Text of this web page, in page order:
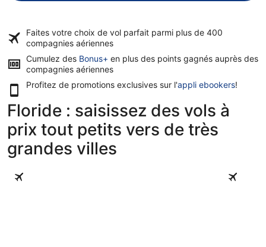
Faites votre choix de vol parfait parmi plus de 400
compagnies aériennes
Cumulez des Bonus+ en plus des points gagnés auprès des
compagnies aériennes
Profitez de promotions exclusives sur l'appli ebookers!
Floride : saisissez des vols à
prix tout petits vers de très
grandes villes
Orlando Panama